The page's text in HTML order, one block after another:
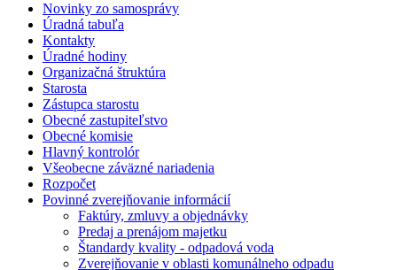
Novinky zo samosprávy
Úradná tabuľa
Kontakty
Úradné hodiny
Organizačná štruktúra
Starosta
Zástupca starostu
Obecné zastupiteľstvo
Obecné komisie
Hlavný kontrolór
Všeobecne záväzné nariadenia
Rozpočet
Povinné zverejňovanie informácií
Faktúry, zmluvy a objednávky
Predaj a prenájom majetku
Štandardy kvality - odpadová voda
Zverejňovanie v oblasti komunálneho odpadu